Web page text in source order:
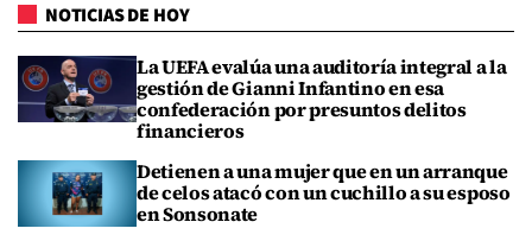
NOTICIAS DE HOY
La UEFA evalúa una auditoría integral a la
gestión de Gianni Infantino en esa
confederación por presuntos delitos
financieros
Detienen a una mujer que en un arranque
de celos atacó con un cuchillo a su esposo
en Sonsonate